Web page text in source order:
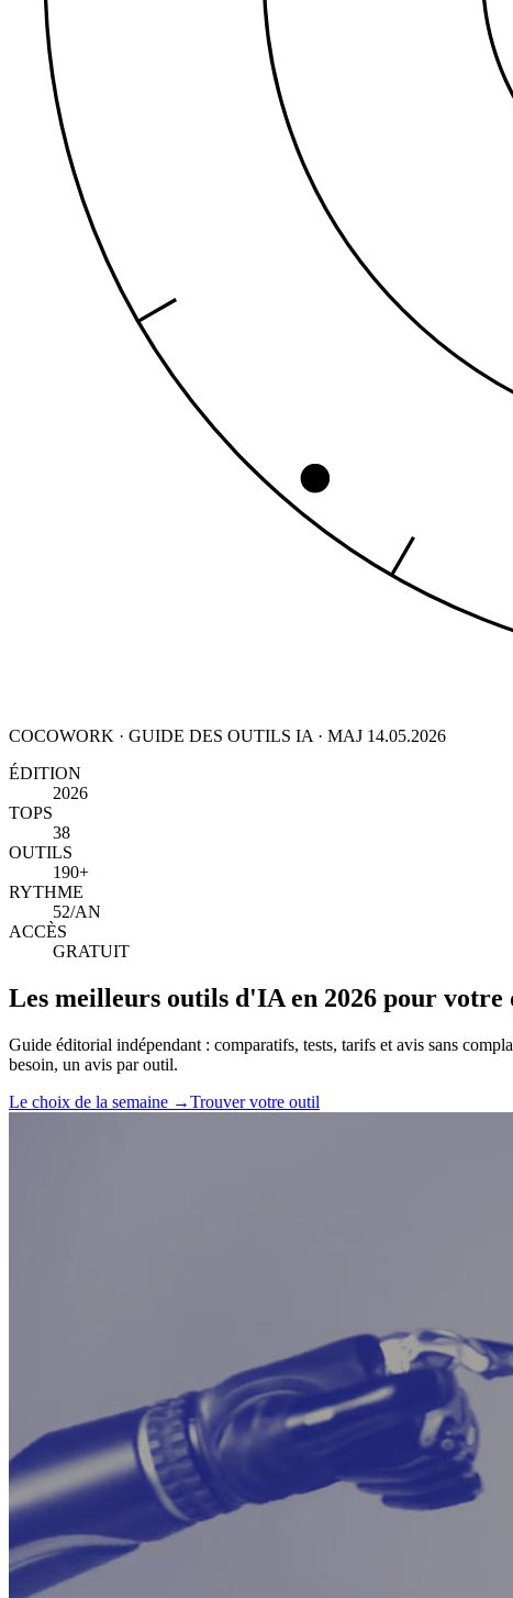
COCOWORK · GUIDE DES OUTILS IA · MAJ 14.05.2026
ÉDITION
2026
TOPS
38
OUTILS
190+
RYTHME
52/AN
ACCÈS
GRATUIT
Les meilleurs outils d'IA en 2026 pour votre
Guide éditorial indépendant : comparatifs, tests, tarifs et avis sans
besoin, un avis par outil.
Le choix de la semaine →Trouver votre outil